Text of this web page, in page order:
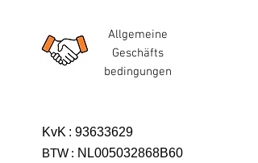
Allgemeine
Geschäfts
bedingungen
KvK : 93633629
BTW : NL005032868B60